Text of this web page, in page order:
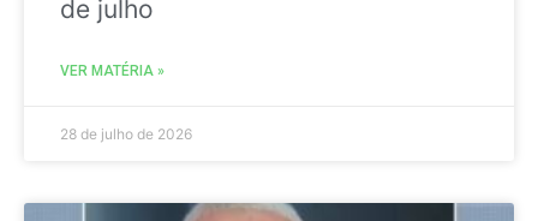
de julho
VER MATÉRIA »
28 de julho de 2026